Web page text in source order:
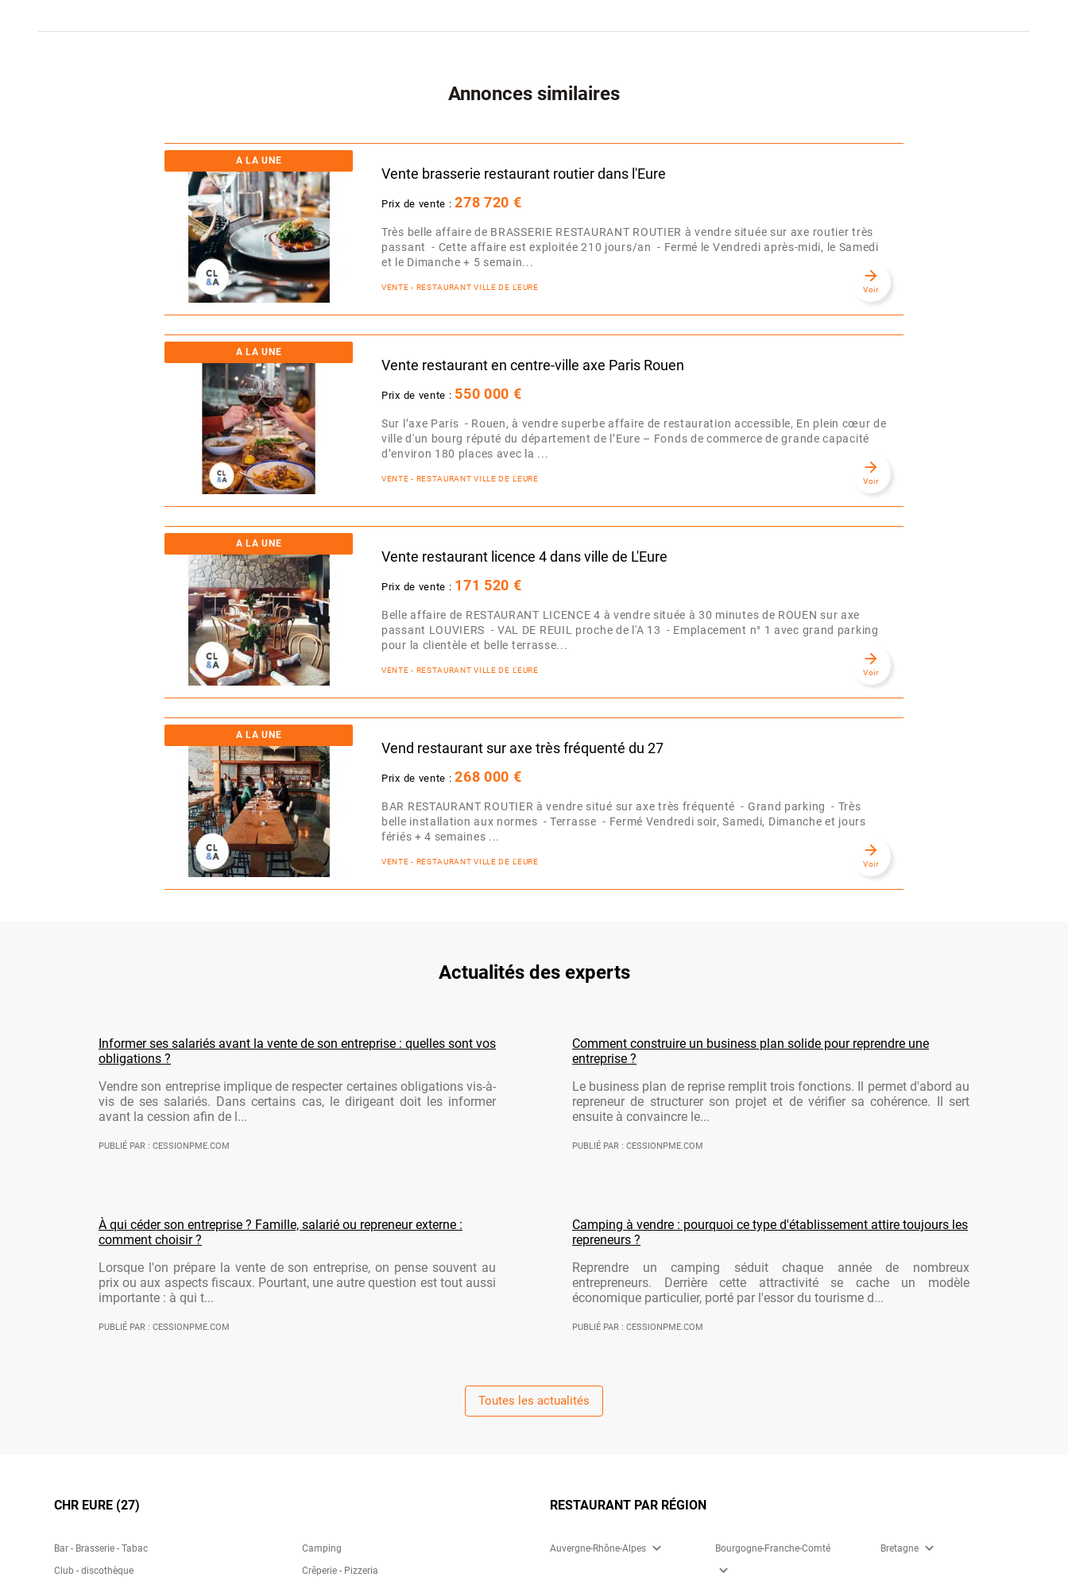
Annonces similaires
A LA UNE
Vente brasserie restaurant routier dans l'Eure
Prix de vente :278 720 €
Très belle affaire de BRASSERIE RESTAURANT ROUTIER à vendre située sur axe routier très
passant - Cette affaire est exploitée 210 jours/an - Fermé le Vendredi après-midi, le Samedi
et le Dimanche + 5 semain...
VENTE - RESTAURANT VILLE DE L'EURE
arrow_forward
Voir
A LA UNE
Vente restaurant en centre-ville axe Paris Rouen
Prix de vente : 550 000 €
Sur l’axe Paris - Rouen, à vendre superbe affaire de restauration accessible, En plein cœur de
ville d'un bourg réputé du département de l’Eure – Fonds de commerce de grande capacité
d’environ 180 places avec la ...
VENTE - RESTAURANT VILLE DE L'EURE
arrow_forward
Voir
A LA UNE
Vente restaurant licence 4 dans ville de L'Eure
Prix de vente : 171 520 €
Belle affaire de RESTAURANT LICENCE 4 à vendre située à 30 minutes de ROUEN sur axe
passant LOUVIERS - VAL DE REUIL proche de l'A 13 - Emplacement n° 1 avec grand parking
pour la clientèle et belle terrasse...
VENTE - RESTAURANT VILLE DE L'EURE
arrow_forward
Voir
A LA UNE
Vend restaurant sur axe très fréquenté du 27
Prix de vente :268 000 €
BAR RESTAURANT ROUTIER à vendre situé sur axe très fréquenté - Grand parking - Très
belle installation aux normes - Terrasse - Fermé Vendredi soir, Samedi, Dimanche et jours
fériés + 4 semaines ...
VENTE - RESTAURANT VILLE DE L'EURE
arrow_forward
Voir
Actualités des experts
Informer ses salariés avant la vente de son entreprise : quelles sont vos
obligations ?
Vendre son entreprise implique de respecter certaines obligations vis-à-
vis de ses salariés. Dans certains cas, le dirigeant doit les informer
avant la cession afin de l...
PUBLIÉ PAR : CESSIONPME.COM
Comment construire un business plan solide pour reprendre une
entreprise ?
Le business plan de reprise remplit trois fonctions. Il permet d'abord au
repreneur de structurer son projet et de vérifier sa cohérence. Il sert
ensuite à convaincre le...
PUBLIÉ PAR : CESSIONPME.COM
À qui céder son entreprise ? Famille, salarié ou repreneur externe :
comment choisir ?
Lorsque l'on prépare la vente de son entreprise, on pense souvent au
prix ou aux aspects fiscaux. Pourtant, une autre question est tout aussi
importante : à qui t...
PUBLIÉ PAR : CESSIONPME.COM
Camping à vendre : pourquoi ce type d'établissement attire toujours les
repreneurs ?
Reprendre un camping séduit chaque année de nombreux
entrepreneurs. Derrière cette attractivité se cache un modèle
économique particulier, porté par l'essor du tourisme d...
PUBLIÉ PAR : CESSIONPME.COM
Toutes les actualités
CHR EURE (27)
Bar - Brasserie - Tabac
Camping
Club - discothèque
Crêperie - Pizzeria
RESTAURANT PAR RÉGION
Auvergne-Rhône-Alpes expand_more Bourgogne-Franche-Comté
expand_more
Bretagne expand_more